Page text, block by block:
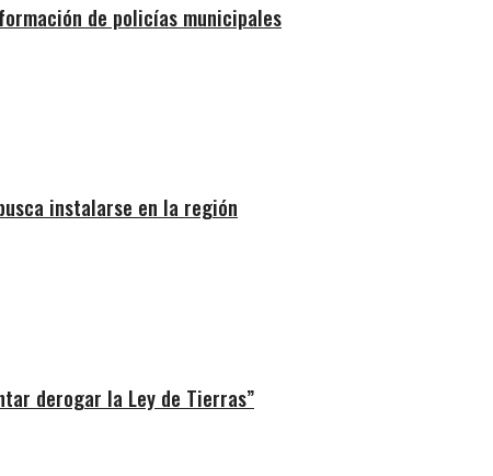
de policías municipales
instalarse en la región
derogar la Ley de Tierras”